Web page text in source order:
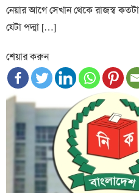
নেয়ার আগে সেখান থেকে রাজস্ব
যেটা পদ্মা […]
শেয়ার করুন